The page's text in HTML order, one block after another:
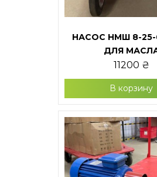
НАСОС НМШ 8-25-
ДЛЯ
11200 ₴
В корзину